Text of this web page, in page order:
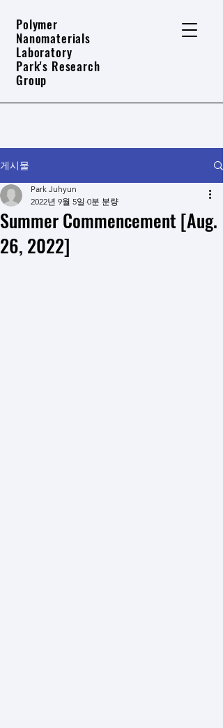
Polymer
Nanomaterials
Laboratory
Park's Research
Group
게시물
Summer Commencement [Aug.
26, 2022]
Park Juhyun
2022년 9월 5일 0분 분량